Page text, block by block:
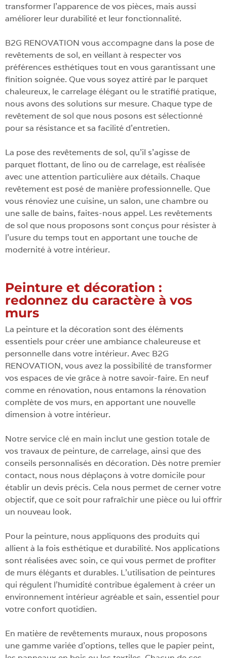
transformer l’apparence de vos pièces, mais aussi
améliorer leur durabilité et leur fonctionnalité.
B2G RENOVATION vous accompagne dans la pose de
revêtements de sol, en veillant à respecter vos
préférences esthétiques tout en vous garantissant une
finition soignée. Que vous soyez attiré par le parquet
chaleureux, le carrelage élégant ou le stratifié pratique,
nous avons des solutions sur mesure. Chaque type de
revêtement de sol que nous posons est sélectionné
pour sa résistance et sa facilité d’entretien.
La pose des revêtements de sol, qu’il s’agisse de
parquet flottant, de lino ou de carrelage, est réalisée
avec une attention particulière aux détails. Chaque
revêtement est posé de manière professionnelle. Que
vous rénoviez une cuisine, un salon, une chambre ou
une salle de bains, faites-nous appel. Les revêtements
de sol que nous proposons sont conçus pour résister à
l’usure du temps tout en apportant une touche de
modernité à votre intérieur.
Peinture et décoration :
redonnez du caractère à vos
murs
La peinture et la décoration sont des éléments
essentiels pour créer une ambiance chaleureuse et
personnelle dans votre intérieur. Avec B2G
RENOVATION, vous avez la possibilité de transformer
vos espaces de vie grâce à notre savoir-faire. En neuf
comme en rénovation, nous entamons la rénovation
complète de vos murs, en apportant une nouvelle
dimension à votre intérieur.
Notre service clé en main inclut une gestion totale de
vos travaux de peinture, de carrelage, ainsi que des
conseils personnalisés en décoration. Dès notre premier
contact, nous nous déplaçons à votre domicile pour
établir un devis précis. Cela nous permet de cerner votre
objectif, que ce soit pour rafraîchir une pièce ou lui offrir
un nouveau look.
Pour la peinture, nous appliquons des produits qui
allient à la fois esthétique et durabilité. Nos applications
sont réalisées avec soin, ce qui vous permet de profiter
de murs élégants et durables. L’utilisation de peintures
qui régulent l’humidité contribue également à créer un
environnement intérieur agréable et sain, essentiel pour
votre confort quotidien.
En matière de revêtements muraux, nous proposons
une gamme variée d’options, telles que le papier peint,